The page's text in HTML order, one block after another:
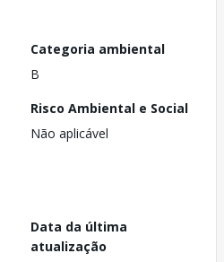
Categoria ambiental
B
Risco Ambiental e Social
Não aplicável
Data da última
atualização